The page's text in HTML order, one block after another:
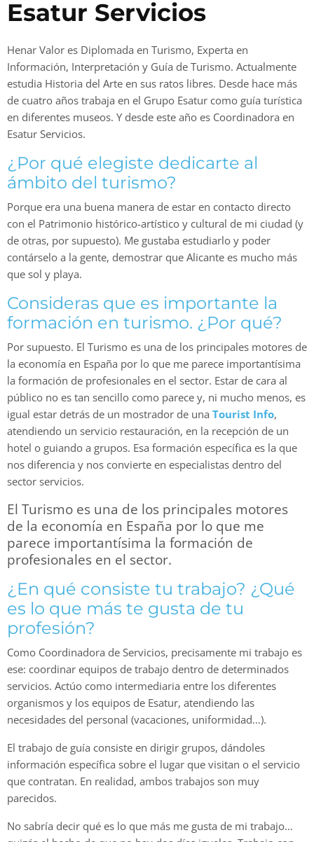
Esatur Servicios
Henar Valor es Diplomada en Turismo, Experta en
Información, Interpretación y Guía de Turismo. Actualmente
estudia Historia del Arte en sus ratos libres. Desde hace más
de cuatro años trabaja en el Grupo Esatur como guía turística
en diferentes museos. Y desde este año es Coordinadora en
Esatur Servicios.
¿Por qué elegiste dedicarte al
ámbito del turismo?
Porque era una buena manera de estar en contacto directo
con el Patrimonio histórico-artístico y cultural de mi ciudad (y
de otras, por supuesto). Me gustaba estudiarlo y poder
contárselo a la gente, demostrar que Alicante es mucho más
que sol y playa.
Consideras que es importante la
formación en turismo. ¿Por qué?
Por supuesto. El Turismo es una de los principales motores de
la economía en España por lo que me parece importantísima
la formación de profesionales en el sector. Estar de cara al
público no es tan sencillo como parece y, ni mucho menos, es
igual estar detrás de un mostrador de una Tourist Info,
atendiendo un servicio restauración, en la recepción de un
hotel o guiando a grupos. Esa formación específica es la que
nos diferencia y nos convierte en especialistas dentro del
sector servicios.
El Turismo es una de los principales motores
de la economía en España por lo que me
parece importantísima la formación de
profesionales en el sector.
¿En qué consiste tu trabajo? ¿Qué
es lo que más te gusta de tu
profesión?
Como Coordinadora de Servicios, precisamente mi trabajo es
ese: coordinar equipos de trabajo dentro de determinados
servicios. Actúo como intermediaria entre los diferentes
organismos y los equipos de Esatur, atendiendo las
necesidades del personal (vacaciones, uniformidad…).
El trabajo de guía consiste en dirigir grupos, dándoles
información específica sobre el lugar que visitan o el servicio
que contratan. En realidad, ambos trabajos son muy
parecidos.
No sabría decir qué es lo que más me gusta de mi trabajo…